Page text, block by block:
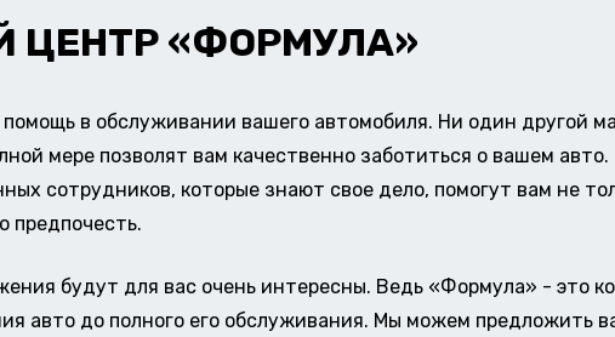
ЦЕНТР «ФОРМУЛА»
в обслуживании вашего автомобиля. Ни один другой
мере позволят вам качественно заботиться о вашем
сотрудников, которые знают свое дело, помогут вам не
предпочесть.
будут для вас очень интересны. Ведь «Формула» - это
авто до полного его обслуживания. Мы можем предложить